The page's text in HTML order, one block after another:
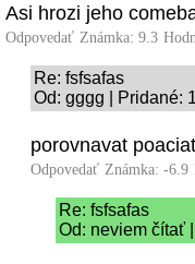
Asi hrozi jeho
Odpovedať Známka: 9.3
Re: fsfsafas
Od: gggg | Pridané:
porovnavat
Odpovedať Známka: -6.9
Re: fsfsafas
Od: neviem čítať